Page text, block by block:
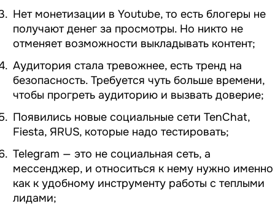
Нет монетизации в Youtube, то есть блогеры не
получают денег за просмотры. Но никто не
отменяет возможности выкладывать контент;
Аудитория стала тревожнее, есть тренд на
безопасность. Требуется чуть больше времени,
чтобы прогреть аудиторию и вызвать доверие;
Появились новые социальные сети TenChat,
Fiesta, ЯRUS, которые надо тестировать;
Telegram — это не социальная сеть, а
мессенджер, и относиться к нему нужно именно
как к удобному инструменту работы с теплыми
лидами;